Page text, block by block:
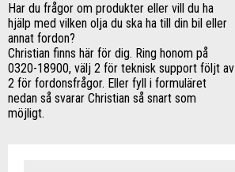
Har du frågor om produkter eller vill du ha
hjälp med vilken olja du ska ha till din bil eller
annat fordon?
Christian finns här för dig. Ring honom på
0320-18900, välj 2 för teknisk support följt av
2 för fordonsfrågor. Eller fyll i formuläret
nedan så svarar Christian så snart som
möjligt.